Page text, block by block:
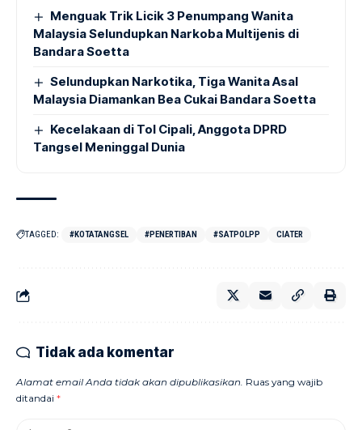
Menguak Trik Licik 3 Penumpang Wanita
Malaysia Selundupkan Narkoba Multijenis di
Bandara Soetta
Selundupkan Narkotika, Tiga Wanita Asal
Malaysia Diamankan Bea Cukai Bandara Soetta
Kecelakaan di Tol Cipali, Anggota DPRD
Tangsel Meninggal Dunia
TAGGED: #KOTATANGSEL #PENERTIBAN #SATPOLPP CIATER
Tidak ada komentar
Alamat email Anda tidak akan dipublikasikan. Ruas yang wajib
ditandai *